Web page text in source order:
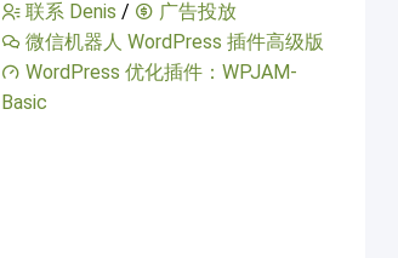
联系 Denis /
广告投放
微信机器人 WordPress 插件高级版
WordPress 优化插件：WPJAM-
Basic